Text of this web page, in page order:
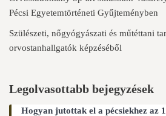
Pécsi Egyetemtörténeti Gyűjteményben
Szülészeti, nőgyógyászati és műtéttani
orvostanhallgatók képzéséből
Legolvasottabb bejegyzések
Hogyan jutottak el a pécsiekhez az